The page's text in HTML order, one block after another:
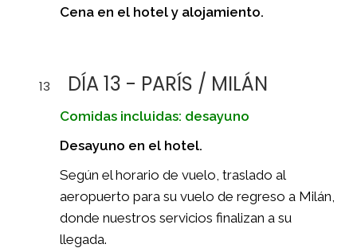
Cena en el hotel y alojamiento.
13 DÍA 13 - PARÍS / MILÁN
Comidas incluidas: desayuno
Desayuno en el hotel.
Según el horario de vuelo, traslado al
aeropuerto para su vuelo de regreso a Milán,
donde nuestros servicios finalizan a su
llegada.